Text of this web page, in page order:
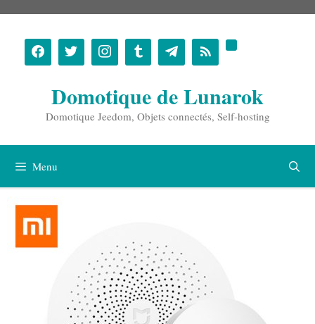
contenu
Domotique de Lunarok
Domotique Jeedom, Objets connectés, Self-hosting
Menu